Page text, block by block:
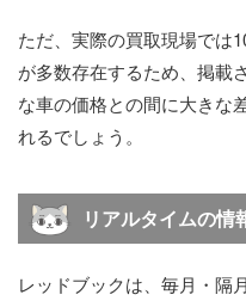
ただ、実際の買取現場では
が多数存在するため、掲載
な車の価格との間に大きな
れるでしょう。
リアルタイムの情
レッドブックは、毎月・隔